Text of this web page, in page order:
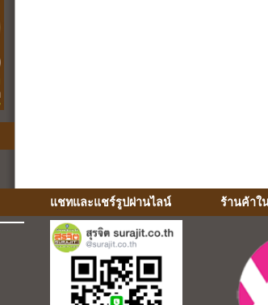
แชทและแชร์รูปผ่านไลน์ ร้านค้าใ